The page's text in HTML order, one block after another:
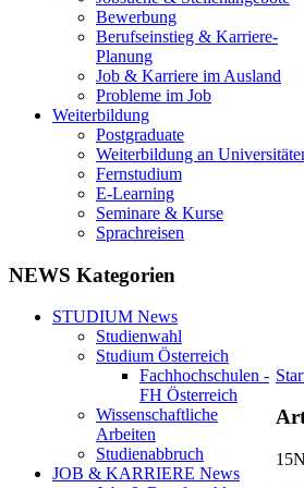
Bewerbung
Berufseinstieg & Karriere-
Planung
Job & Karriere im Ausland
Probleme im Job
Weiterbildung
Postgraduate
Weiterbildung an
Fernstudium
E-Learning
Seminare & Kurse
Sprachreisen
15
NEWS Kategorien
STUDIUM News
Studienwahl
Studium Österreich
Fachhochschulen -
FH Österreich
Wissenschaftliche
Arbeiten
Studienabbruch
JOB & KARRIERE News